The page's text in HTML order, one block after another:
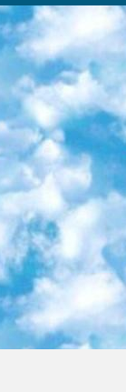
язык письменный/устный Письменная/устная история Узбекистана *По выбору студента:  Химия  Физика  Основы государственного права  География 10 бесплатных образовательных ресурсов - Мы составили подборку онлайн-проектов с интерактивными упражнениями, видеолекциями и статьями. Они помогут вам обрести новые и освежить старые знания бесплатно. 1. «ИНТУИТ» Старейшая образовательная площадка Рунета. Здесь вы найдёте сотни текстовых и видеокурсов на десятки различных тем — от программирования до психологии. Многие курсы подготовлены российскими университетами и крупными международными компаниями вроде Intel и Microsoft. Самостоятельное обучение бесплатное, но желающие могут оплатить услуги персональных наставников. 2. «Смартия» знакомит с актуальными профессиями и подсказывает, как им обучаться. Выбрав заинтересовавшую вас специальность — SMM-специалист, фотограф, веб-дизайнер или другую, — увидите список необходимых для неё умений. Чтобы вы могли освоить их самостоятельно, для каждого умения площадка отображает подборку ссылок на учебные материалы. Хотя «Смартия» ориентируется на русскоязычную аудиторию, часть контента всё же доступна только на английском. 3. «Лекторий Физтеха» Проект Московского физико-